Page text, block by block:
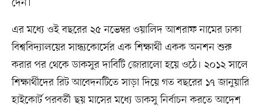
দেন।
এর মধ্যে ওই বছরের ২৫ নভেম্বর ওয়ালিদ আশরাফ নামের ঢাকা
বিশ্ববিদ্যালয়ের সান্ধ্যকোর্সের এক শিক্ষার্থী একক অনশন শুরু
করার পর থেকে ডাকসুর দাবিটি জোরালো হয়ে ওঠে। ২০১২ সালে
শিক্ষার্থীদের রিট আবেদনটিতে সাড়া দিয়ে গত বছরের ১৭ জানুয়ারি
হাইকোর্ট পরবর্তী ছয় মাসের মধ্যে ডাকসু নির্বাচন করতে আদেশ